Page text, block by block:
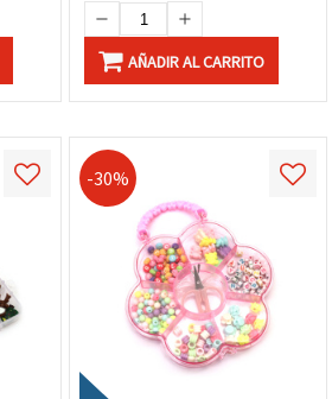
AÑADIR AL CARRITO
-30%